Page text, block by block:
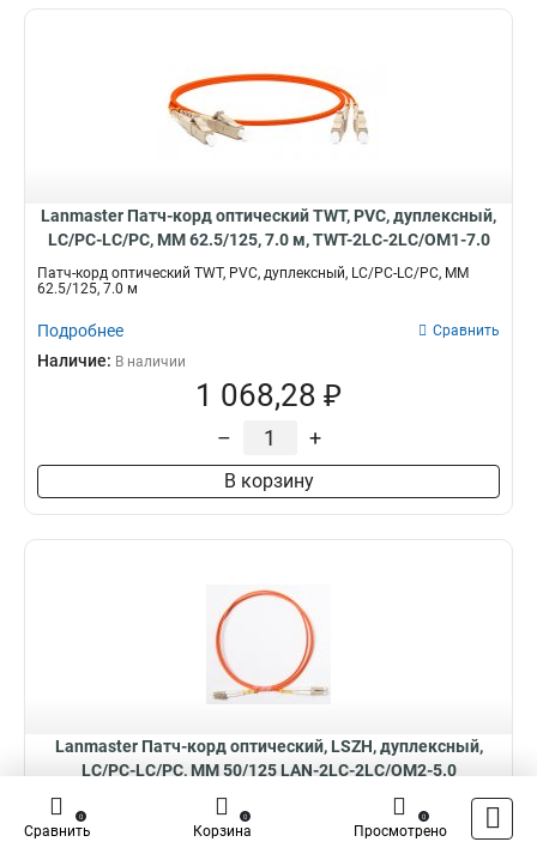
Lanmaster Патч-корд оптический TWT, PVC, дуплексный,
LC/PC-LC/PC, MM 62.5/125, 7.0 м, TWT-2LC-2LC/OM1-7.0
Патч-корд оптический TWT, PVC, дуплексный, LC/PC-LC/PC, MM
62.5/125, 7.0 м
Подробнее Сравнить
Наличие: В наличии
1 068,28 ₽
– +
В корзину
Lanmaster Патч-корд оптический, LSZH, дуплексный,
LC/PC-LC/PC, MM 50/125 LAN-2LC-2LC/OM2-5.0
Патч-корд оптический LANMASTER, LSZH, дуплексный, LC/PC-LC/PC,
MM 50/125, 5.0 м
Сравнить
0
Корзина
0
Просмотрено
0